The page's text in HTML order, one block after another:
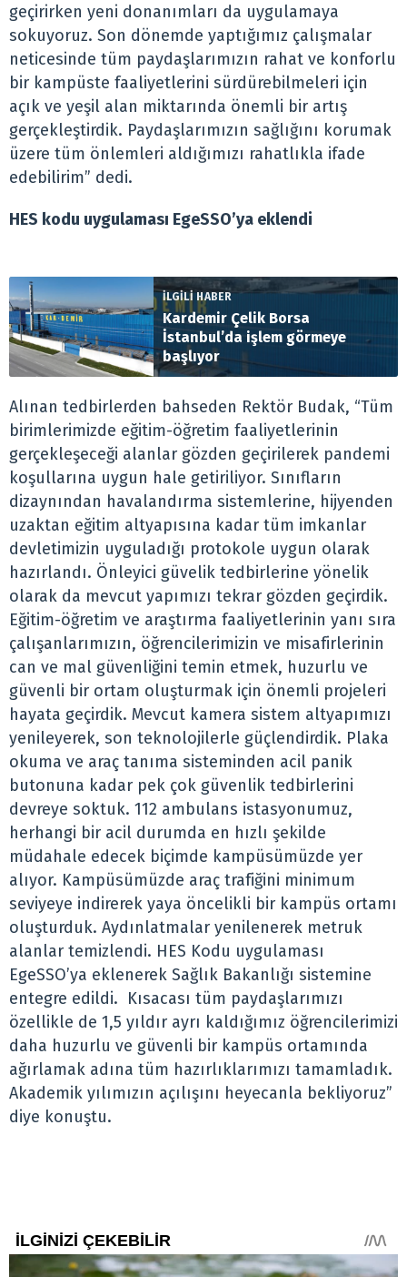
geçirirken yeni donanımları da uygulamaya
sokuyoruz. Son dönemde yaptığımız çalışmalar
neticesinde tüm paydaşlarımızın rahat ve konforlu
bir kampüste faaliyetlerini sürdürebilmeleri için
açık ve yeşil alan miktarında önemli bir artış
gerçekleştirdik. Paydaşlarımızın sağlığını korumak
üzere tüm önlemleri aldığımızı rahatlıkla ifade
edebilirim” dedi.
HES kodu uygulaması EgeSSO’ya eklendi
İLGİLİ HABER
Kardemir Çelik Borsa
İstanbul’da işlem görmeye
başlıyor
Alınan tedbirlerden bahseden Rektör Budak, “Tüm
birimlerimizde eğitim-öğretim faaliyetlerinin
gerçekleşeceği alanlar gözden geçirilerek pandemi
koşullarına uygun hale getiriliyor. Sınıfların
dizaynından havalandırma sistemlerine, hijyenden
uzaktan eğitim altyapısına kadar tüm imkanlar
devletimizin uyguladığı protokole uygun olarak
hazırlandı. Önleyici güvelik tedbirlerine yönelik
olarak da mevcut yapımızı tekrar gözden geçirdik.
Eğitim-öğretim ve araştırma faaliyetlerinin yanı sıra
çalışanlarımızın, öğrencilerimizin ve misafirlerinin
can ve mal güvenliğini temin etmek, huzurlu ve
güvenli bir ortam oluşturmak için önemli projeleri
hayata geçirdik. Mevcut kamera sistem altyapımızı
yenileyerek, son teknolojilerle güçlendirdik. Plaka
okuma ve araç tanıma sisteminden acil panik
butonuna kadar pek çok güvenlik tedbirlerini
devreye soktuk. 112 ambulans istasyonumuz,
herhangi bir acil durumda en hızlı şekilde
müdahale edecek biçimde kampüsümüzde yer
alıyor. Kampüsümüzde araç trafiğini minimum
seviyeye indirerek yaya öncelikli bir kampüs ortamı
oluşturduk. Aydınlatmalar yenilenerek metruk
alanlar temizlendi. HES Kodu uygulaması
EgeSSO’ya eklenerek Sağlık Bakanlığı sistemine
entegre edildi. Kısacası tüm paydaşlarımızı
özellikle de 1,5 yıldır ayrı kaldığımız öğrencilerimizi
daha huzurlu ve güvenli bir kampüs ortamında
ağırlamak adına tüm hazırlıklarımızı tamamladık.
Akademik yılımızın açılışını heyecanla bekliyoruz”
diye konuştu.